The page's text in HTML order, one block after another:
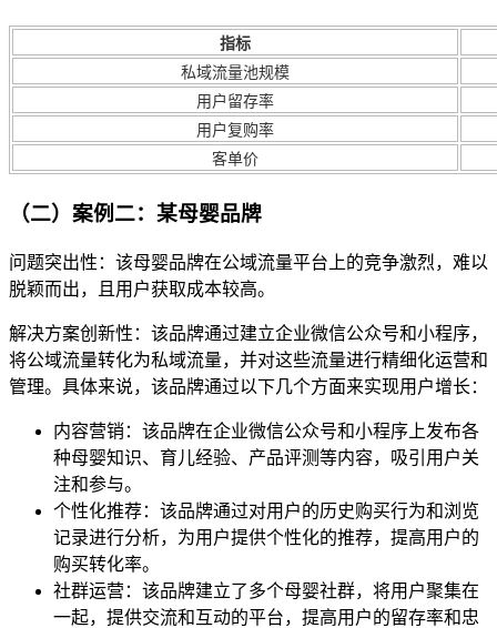
指标
私域流量池规模
用户留存率
用户复购率
客单价
（二）案例二：某母婴品牌
问题突出性：该母婴品牌在公域流量平台上的竞争激烈，难以
脱颖而出，且用户获取成本较高。
解决方案创新性：该品牌通过建立企业微信公众号和小程序，
将公域流量转化为私域流量，并对这些流量进行精细化运营和
管理。具体来说，该品牌通过以下几个方面来实现用户增长：
内容营销：该品牌在企业微信公众号和小程序上发布各
种母婴知识、育儿经验、产品评测等内容，吸引用户关
注和参与。
个性化推荐：该品牌通过对用户的历史购买行为和浏览
记录进行分析，为用户提供个性化的推荐，提高用户的
购买转化率。
社群运营：该品牌建立了多个母婴社群，将用户聚集在
一起，提供交流和互动的平台，提高用户的留存率和忠